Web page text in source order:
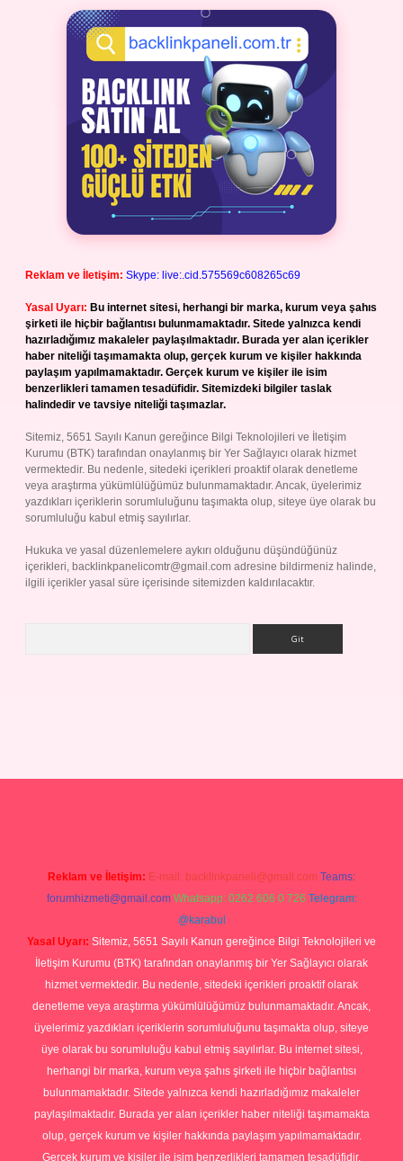
Reklam ve İletişim: Skype: live:.cid.575569c608265c69
Yasal Uyarı: Bu internet sitesi, herhangi bir marka, kurum veya şahıs
şirketi ile hiçbir bağlantısı bulunmamaktadır. Sitede yalnızca kendi
hazırladığımız makaleler paylaşılmaktadır. Burada yer alan içerikler
haber niteliği taşımamakta olup, gerçek kurum ve kişiler hakkında
paylaşım yapılmamaktadır. Gerçek kurum ve kişiler ile isim
benzerlikleri tamamen tesadüfidir. Sitemizdeki bilgiler taslak
halindedir ve tavsiye niteliği taşımazlar.
Sitemiz, 5651 Sayılı Kanun gereğince Bilgi Teknolojileri ve İletişim
Kurumu (BTK) tarafından onaylanmış bir Yer Sağlayıcı olarak hizmet
vermektedir. Bu nedenle, sitedeki içerikleri proaktif olarak denetleme
veya araştırma yükümlülüğümüz bulunmamaktadır. Ancak, üyelerimiz
yazdıkları içeriklerin sorumluluğunu taşımakta olup, siteye üye olarak bu
sorumluluğu kabul etmiş sayılırlar.
Hukuka ve yasal düzenlemelere aykırı olduğunu düşündüğünüz
içerikleri, backlinkpanelicomtr@gmail.com adresine bildirmeniz halinde,
ilgili içerikler yasal süre içerisinde sitemizden kaldırılacaktır.
Reklam ve İletişim: E-mail: backlinkpaneli@gmail.com Teams:
forumhizmeti@gmail.com Whatsapp: 0262 606 0 726 Telegram:
@karabul
Yasal Uyarı: Sitemiz, 5651 Sayılı Kanun gereğince Bilgi Teknolojileri ve
İletişim Kurumu (BTK) tarafından onaylanmış bir Yer Sağlayıcı olarak
hizmet vermektedir. Bu nedenle, sitedeki içerikleri proaktif olarak
denetleme veya araştırma yükümlülüğümüz bulunmamaktadır. Ancak,
üyelerimiz yazdıkları içeriklerin sorumluluğunu taşımakta olup, siteye
üye olarak bu sorumluluğu kabul etmiş sayılırlar. Bu internet sitesi,
herhangi bir marka, kurum veya şahıs şirketi ile hiçbir bağlantısı
bulunmamaktadır. Sitede yalnızca kendi hazırladığımız makaleler
paylaşılmaktadır. Burada yer alan içerikler haber niteliği taşımamakta
olup, gerçek kurum ve kişiler hakkında paylaşım yapılmamaktadır.
Gerçek kurum ve kişiler ile isim benzerlikleri tamamen tesadüfidir.